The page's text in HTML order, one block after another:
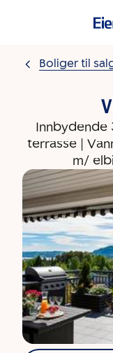
Boliger til
Innbydende
terrasse |
m/